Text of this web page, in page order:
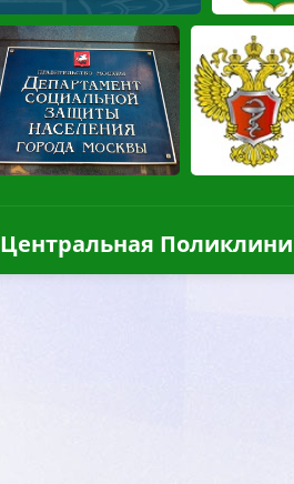
Центральная